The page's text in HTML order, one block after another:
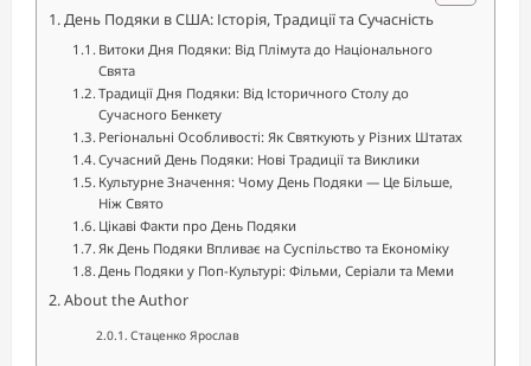
День Подяки в США: Історія, Традиції та Сучасність
Витоки Дня Подяки: Від Плімута до Національного
Свята
Традиції Дня Подяки: Від Історичного Столу до
Сучасного Бенкету
Регіональні Особливості: Як Святкують у Різних Штатах
Сучасний День Подяки: Нові Традиції та Виклики
Культурне Значення: Чому День Подяки — Це Більше,
Ніж Свято
Цікаві Факти про День Подяки
Як День Подяки Впливає на Суспільство та Економіку
День Подяки у Поп-Культурі: Фільми, Серіали та Меми
About the Author
Стаценко Ярослав